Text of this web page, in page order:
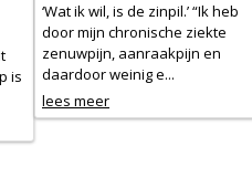
is
‘Wat ik wil, is de zinpil.’ “Ik heb
door mijn chronische ziekte
zenuwpijn, aanraakpijn en
daardoor weinig e...
lees meer